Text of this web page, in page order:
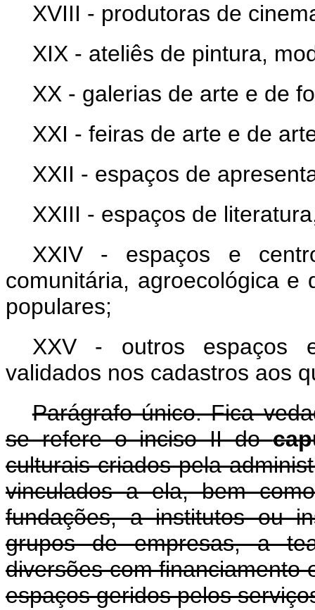
XVIII - produtoras de
XIX - ateliês de pintura,
XX - galerias de arte e de
XXI - feiras de arte e de
XXII - espaços de
XXIII - espaços de
XXIV - espaços e
comunitária, agroecológica e
populares;
XXV - outros espaços
validados nos cadastros aos
Parágrafo único. Fica
se refere o inciso II do
culturais criados pela
vinculados a ela, bem
fundações, a institutos ou
grupos de empresas, a
diversões com financiamento
espaços geridos pelos